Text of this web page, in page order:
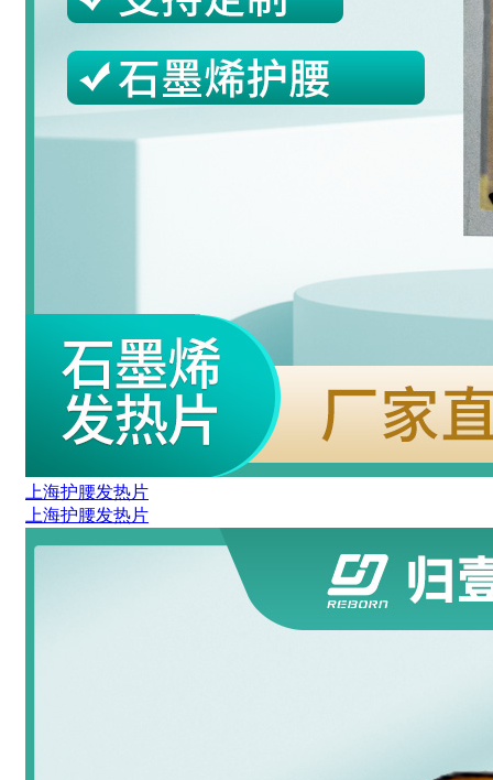
上海护腰发热片
上海护腰发热片